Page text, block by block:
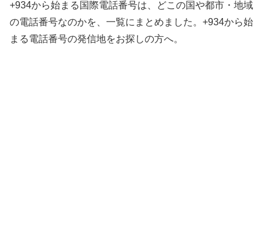
+934から始まる国際電話番号は、どこの国や都市・地域
の電話番号なのかを、一覧にまとめました。+934から始
まる電話番号の発信地をお探しの方へ。